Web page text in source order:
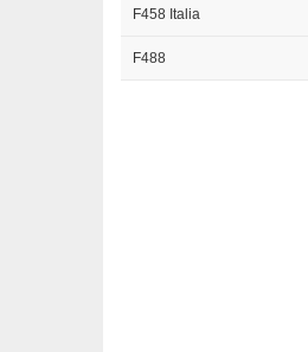
F458 Italia
F488